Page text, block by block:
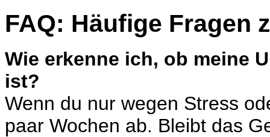
FAQ: Häufige Fragen
Wie erkenne ich, ob meine
ist?
Wenn du nur wegen Stress
paar Wochen ab. Bleibt das